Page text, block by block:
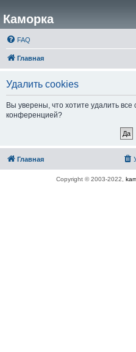
Каморка
FAQ
Главная
Удалить cookies
Вы уверены, что хотите удалить
конференцией?
Главная
Copyright © 2003-2022,